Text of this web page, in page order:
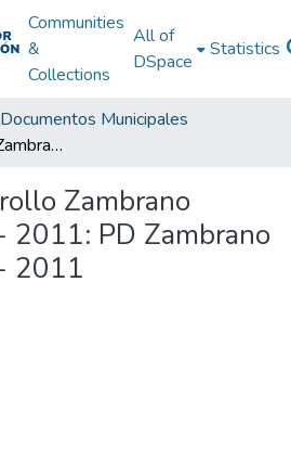
Communities
&
Collections
All of
DSpace
Statistics
Documentos Municipales
Plan de Desarrollo Zambrano Bolívar 2008 - 2011: PD Zambrano Bolívar 2008 - 2011
Zambrano
PD Zambrano
2011